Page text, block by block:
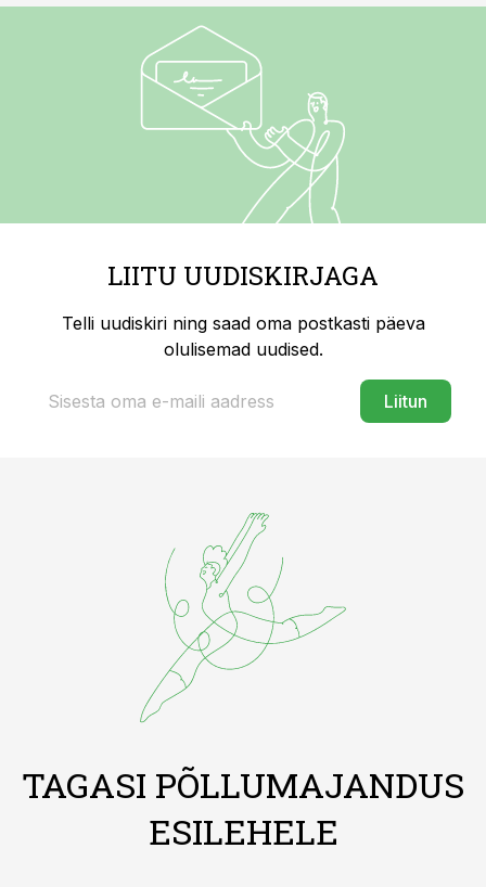
LIITU UUDISKIRJAGA
Telli uudiskiri ning saad oma postkasti päeva
olulisemad uudised.
Liitun
TAGASI PÕLLUMAJANDUS
ESILEHELE